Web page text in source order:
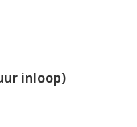
inloop)